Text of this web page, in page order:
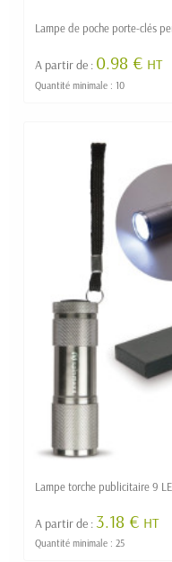
Lampe de poche porte-clés
A partir de : 0.98 € HT
Quantité minimale : 10
Lampe torche publicitaire 9
A partir de : 3.18 € HT
Quantité minimale : 25